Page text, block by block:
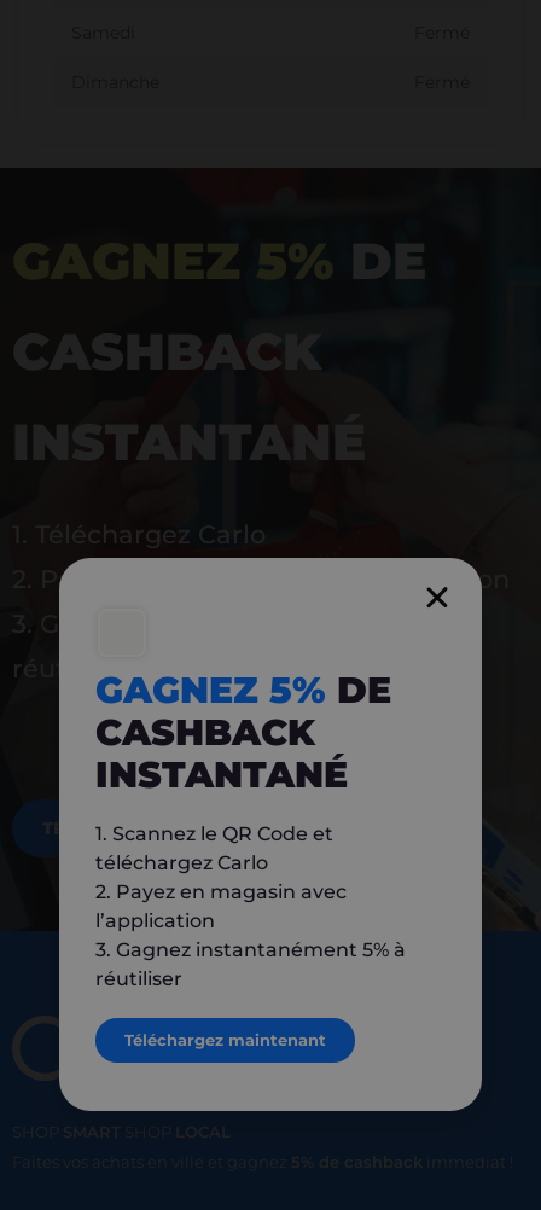
GAGNEZ 5% DE
CASHBACK
INSTANTANÉ
1. Téléchargez Carlo
2. Payez en magasin avec l’application
3. Gagnez instantanément 5 % à
réutiliser
TÉLÉCHARGEZ MAINTENANT
SHOP SMART SHOP
LOCAL
Faites vos achats en ville et gagnez 5% de cashback immediat !
GAGNEZ 5% DE
CASHBACK
INSTANTANÉ
1. Scannez le QR Code et
téléchargez Carlo
2. Payez en magasin avec
l’application
3. Gagnez instantanément 5% à
réutiliser
Téléchargez maintenant